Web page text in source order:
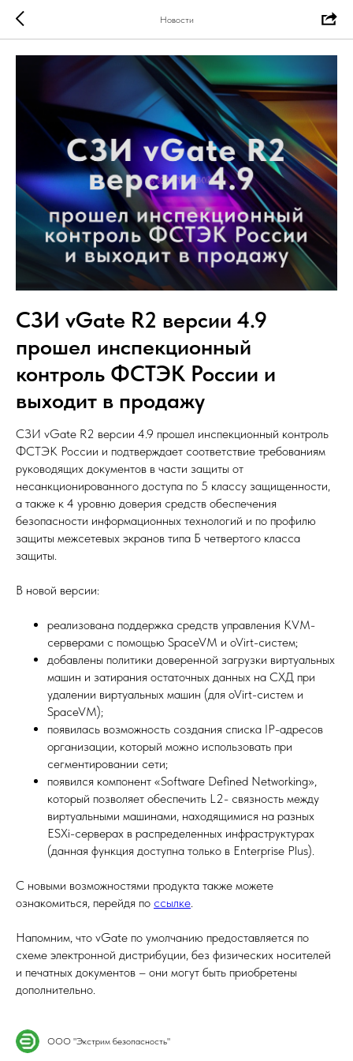
Новости
СЗИ vGate R2 версии 4.9
прошел инспекционный
контроль ФСТЭК России и
выходит в продажу
СЗИ vGate R2 версии 4.9 прошел инспекционный контроль
ФСТЭК России и подтверждает соответствие требованиям
руководящих документов в части защиты от
несанкционированного доступа по 5 классу защищенности,
а также к 4 уровню доверия средств обеспечения
безопасности информационных технологий и по профилю
защиты межсетевых экранов типа Б четвертого класса
защиты.
В новой версии:
реализована поддержка средств управления KVM-
серверами с помощью SpaceVM и oVirt-систем;
добавлены политики доверенной загрузки виртуальных
машин и затирания остаточных данных на СХД при
удалении виртуальных машин (для oVirt-систем и
SpaceVM);
появилась возможность создания списка IP-адресов
организации, который можно использовать при
сегментировании сети;
появился компонент «Software Defined Networking»,
который позволяет обеспечить L2- связность между
виртуальными машинами, находящимися на разных
ESXi-серверах в распределенных инфраструктурах
(данная функция доступна только в Enterprise Plus).
С новыми возможностями продукта также можете
ознакомиться, перейдя по ссылке.
Напомним, что vGate по умолчанию предоставляется по
схеме электронной дистрибуции, без физических носителей
и печатных документов – они могут быть приобретены
дополнительно.
ООО "Экстрим безопасность"